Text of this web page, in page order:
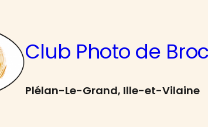
Club Photo de
Plélan-Le-Grand, Ille-et-Vilaine